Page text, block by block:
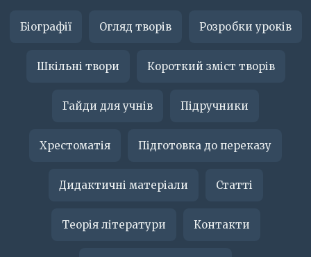
Біографії Огляд творів Розробки уроків
Шкільні твори Короткий зміст творів
Гайди для учнів Підручники
Хрестоматія Підготовка до переказу
Дидактичні матеріали Статті
Теорія літератури Контакти